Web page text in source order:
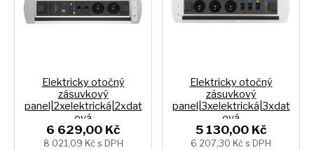
Elektricky otočný
zásuvkový
panel|2xelektrická|2xdat
ová
6 629,00 Kč
8 021,09 Kč s DPH
Elektricky otočný
zásuvkový
panel|3xelektrická|3xdat
ová
5 130,00 Kč
6 207,30 Kč s DPH